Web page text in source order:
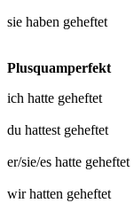
sie haben geheftet
Plusquamperfekt
ich hatte geheftet
du hattest geheftet
er/sie/es hatte geheftet
wir hatten geheftet